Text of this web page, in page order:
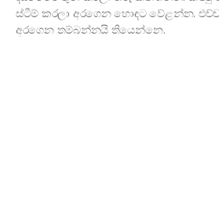
ස්ටීම් කරලා අරගෙන හොඳට වේළන්න.
අරගෙන තම්බන්නයි තියෙන්නෙ.